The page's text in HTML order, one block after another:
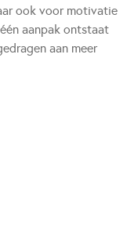
ook voor motivatie
aanpak ontstaat
aan meer